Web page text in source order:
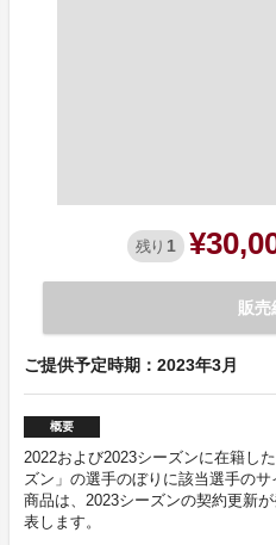
残り 1
販売
ご提供予定時期：2023年3月
概要
2022および2023シーズンに在籍し
ズン」の選手のぼりに該当選手の
商品は、2023シーズンの契約更新
表します。